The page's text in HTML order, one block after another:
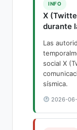
INFO
X
durante
Las
social X
sísmica.
2026-